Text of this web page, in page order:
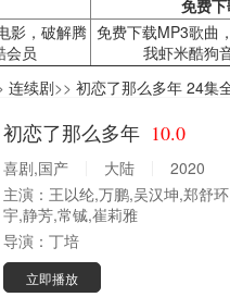
免费下
影，破解腾
会员
免费下载MP3歌曲
我虾米酷狗
连续剧>> 初恋了那么多年 24集
初恋了那么多年 10.0
喜剧,国产 大陆
2020
主演： 王以纶,万鹏,吴汉坤,郑舒
宇,静芳,常铖,崔莉雅
导演： 丁培
立即播放